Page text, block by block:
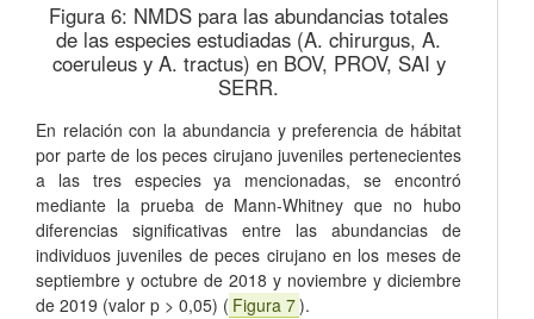
Figura 6: NMDS para las abundancias totales
de las especies estudiadas (A. chirurgus, A.
coeruleus y A. tractus) en BOV, PROV, SAI y
SERR.
En relación con la abundancia y preferencia de hábitat
por parte de los peces cirujano juveniles pertenecientes
a las tres especies ya mencionadas, se encontró
mediante la prueba de Mann-Whitney que no hubo
diferencias significativas entre las abundancias de
individuos juveniles de peces cirujano en los meses de
septiembre y octubre de 2018 y noviembre y diciembre
de 2019 (valor p > 0,05) ( Figura 7).